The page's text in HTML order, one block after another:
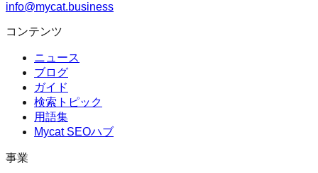
info@mycat.business
コンテンツ
ニュース
ブログ
ガイド
検索トピック
用語集
Mycat SEOハブ
事業